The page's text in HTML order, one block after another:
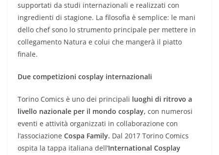
supportati da studi internazionali e realizzati con
ingredienti di stagione. La filosofia è semplice: le mani
dello chef sono lo strumento principale per mettere in
collegamento Natura e colui che mangerà il piatto
finale.
Due competizioni cosplay internazionali
Torino Comics è uno dei principali luoghi di ritrovo a
livello nazionale per il mondo cosplay, con numerosi
eventi e attività organizzati in collaborazione con
l’associazione Cospa Family. Dal 2017 Torino Comics
ospita la tappa italiana dell’International Cosplay